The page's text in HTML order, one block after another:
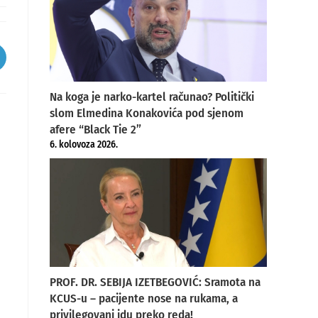
Na koga je narko-kartel računao? Politički
slom Elmedina Konakovića pod sjenom
afere “Black Tie 2”
6. kolovoza 2026.
PROF. DR. SEBIJA IZETBEGOVIĆ: Sramota na
KCUS-u – pacijente nose na rukama, a
privilegovani idu preko reda!